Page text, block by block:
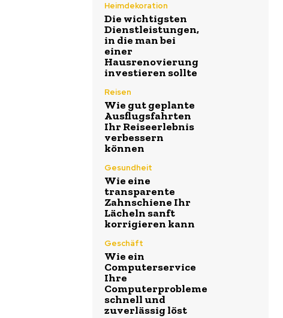
Heimdekoration
Die wichtigsten
Dienstleistungen,
in die man bei
einer
Hausrenovierung
investieren sollte
Reisen
Wie gut geplante
Ausflugsfahrten
Ihr Reiseerlebnis
verbessern
können
Gesundheit
Wie eine
transparente
Zahnschiene Ihr
Lächeln sanft
korrigieren kann
Geschäft
Wie ein
Computerservice
Ihre
Computerprobleme
schnell und
zuverlässig löst